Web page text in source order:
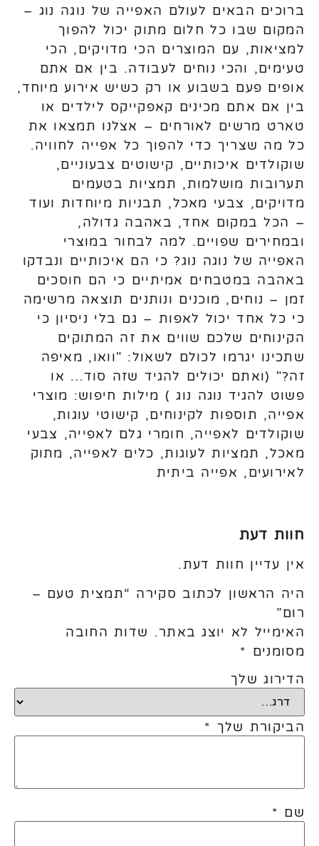
ברוכים הבאים לעולם האפייה של נוגה נוג –
המקום שבו כל חלום מתוק יכול להפוך
למציאות, עם המוצרים הכי מדויקים, הכי
טעימים, והכי נוחים לעבודה. בין אם אתם
אופים פעם בשבוע או רק כשיש אירוע מיוחד,
בין אם אתם מכינים קאפקייקס לילדים או
טארט מרשים לאורחים – אצלנו תמצאו את
כל מה שצריך כדי להפוך כל אפייה לחוויה.
שוקולדים איכותיים, קישוטים צבעוניים,
תערובות מושלמות, תמציות בטעמים
מדויקים, צבעי מאכל, תבניות מיוחדות ועוד
– הכל במקום אחד, באהבה גדולה,
ובמחירים שפויים. למה לבחור במוצרי
האפייה של נוגה נוג? כי הם איכותיים ונבדקו
באהבה במטבחים אמיתיים כי הם חוסכים
זמן – נוחים, מוכנים ונותנים תוצאה מרשימה
כי כל אחד יכול לאפות – גם בלי ניסיון כי
הקינוחים שלכם שווים את זה המתוקים
שתכינו יגרמו לכולם לשאול: "וואו, מאיפה
זה?" (ואתם יכולים להגיד שזה סוד… או
פשוט להגיד נוגה נוג ) מילות חיפוש: מוצרי
אפייה, תוספות לקינוחים, קישוטי עוגות,
שוקולדים לאפייה, חומרי גלם לאפייה, צבעי
מאכל, תמציות לעוגות, כלים לאפייה, מתוק
לאירועים, אפייה ביתית
חוות דעת
אין עדיין חוות דעת.
היה הראשון לכתוב סקירה “תמצית טעם –
רום”
האימייל לא יוצג באתר. שדות החובה
מסומנים *
הדירוג שלך
הביקורת שלך *
שם *